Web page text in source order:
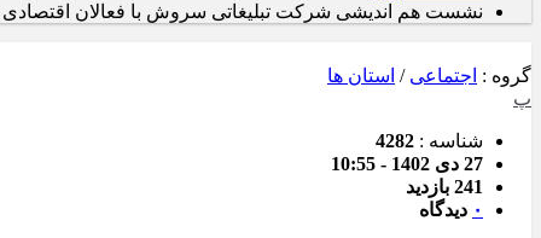
نشست هم اندیشی شرکت تبلیغاتی سروش با فعالان اقتصادی
گروه : اجتماعی / استان ها
پ
شناسه : 4282
27 دی 1402 - 10:55
241 بازدید
۰ دیدگاه